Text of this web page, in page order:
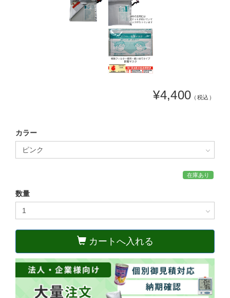
¥4,400 （税込）
カラー
在庫あり
数量
カートへ入れる